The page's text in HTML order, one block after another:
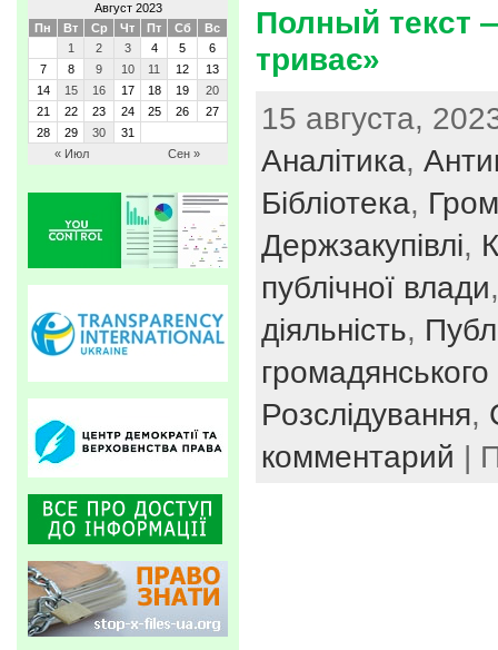
Август 2023
Пн
Вт Ср Чт Пт Сб Вс
« Июл Сен »
1 2 3 4 5
6
7
8 9 10 11 12
13
14
15 16 17 18 19
20
21
22 23 24 25 26
27
28
29 30 31
Полный текст
триває»
15 августа,
Аналітика,
Бібліотека,
Держзакупівлі,
публічної влади
діяльність,
громадянського
Розслідування,
комментарий |